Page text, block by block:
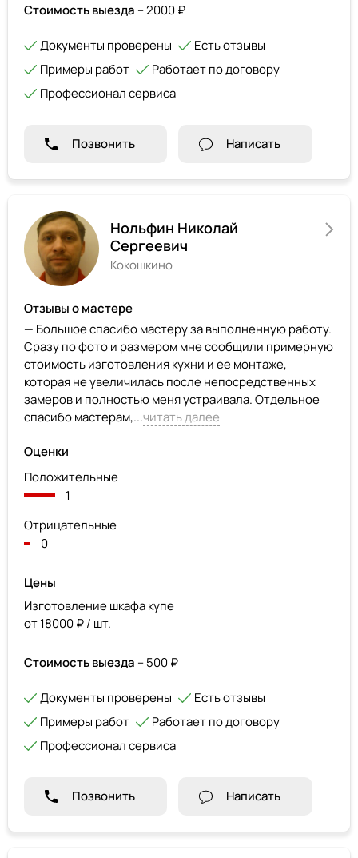
Стоимость выезда – 2000 ₽
Документы проверены
Есть отзывы
Примеры работ
Работает по договору
Профессионал сервиса
Позвонить Написать
Нольфин Николай
Сергеевич
Кокошкино
Отзывы о мастере
— Большое спасибо мастеру за выполненную работу.
Сразу по фото и размером мне сообщили примерную
стоимость изготовления кухни и ее монтаже,
которая не увеличилась после непосредственных
замеров и полностью меня устраивала. Отдельное
спасибо мастерам,...читать далее
Оценки
Положительные
1
Отрицательные
0
Цены
Изготовление шкафа купе
от 18000 ₽ / шт.
Стоимость выезда – 500 ₽
Документы проверены
Есть отзывы
Примеры работ
Работает по договору
Профессионал сервиса
Позвонить Написать